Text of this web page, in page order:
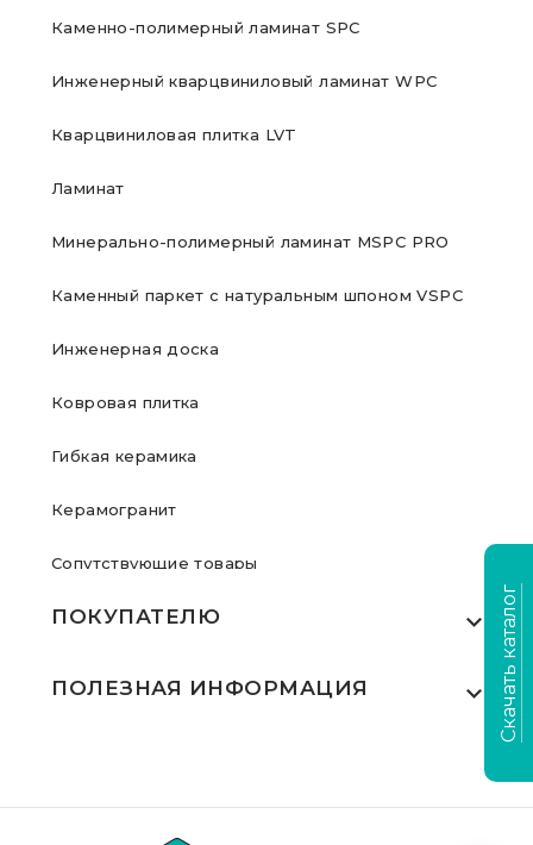
Каменно-полимерный ламинат SPC
Инженерный кварцвиниловый ламинат WPC
Кварцвиниловая плитка LVT
Ламинат
Минерально-полимерный ламинат MSPC PRO
Каменный паркет с натуральным шпоном VSPC
Инженерная доска
Ковровая плитка
Гибкая керамика
Керамогранит
Сопутствующие товары
ПОКУПАТЕЛЮ
Где купить
ПОЛЕЗНАЯ ИНФОРМАЦИЯ
Видеообзоры
Скачать каталог